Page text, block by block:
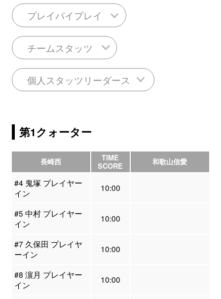
プレイバイプレイ
チームスタッツ
個人スタッツリーダース
第1クォーター
長崎西
TIME
SCORE
和歌山信愛
#4 鬼塚 プレイヤー
イン
10:00
#5 中村 プレイヤー
イン
10:00
#7 久保田 プレイヤ
ーイン
10:00
#8 濵月 プレイヤー
イン
10:00